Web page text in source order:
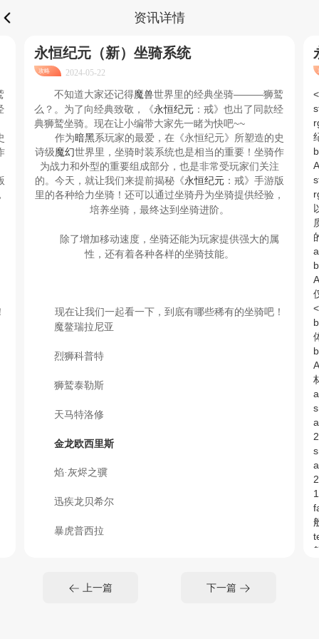
资讯详情
永恒纪元（新）坐骑系统
攻略 2024-05-22
不知道大家还记得魔兽世界里的经典坐骑———狮鹫
么？。为了向经典致敬，《永恒纪元：戒》也出了同款经
典狮鹫坐骑。现在让小编带大家先一睹为快吧~~
作为暗黑系玩家的最爱，在《永恒纪元》所塑造的史
诗级魔幻世界里，坐骑时装系统也是相当的重要！坐骑作
为战力和外型的重要组成部分，也是非常受玩家们关注
的。今天，就让我们来提前揭秘《永恒纪元：戒》手游版
里的各种给力坐骑！ 还可以通过坐骑丹为坐骑提供经验，
培养坐骑，最终达到坐骑进阶。
除了增加移动速度，坐骑还能为玩家提供强大的属
性，还有着各种各样的坐骑技能。
现在让我们一起看一下，到底有哪些稀有的坐骑吧！
魔鳌瑞拉尼亚
烈狮科普特
狮鹫泰勒斯
天马特洛修
金龙欧西里斯
焰·灰烬之骥
迅疾龙贝希尔
暴虎普西拉
魔熊杰拉德
上一篇 下一篇